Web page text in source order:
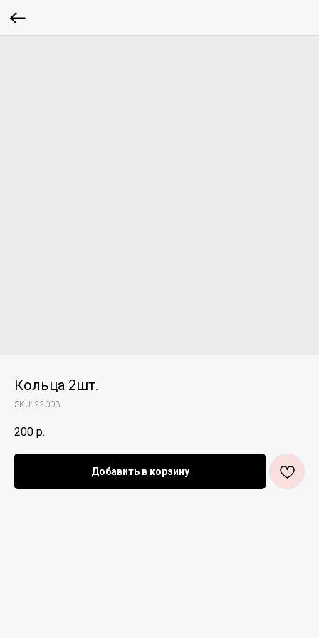
Кольца 2шт.
SKU: 22003
200 р.
Добавить в корзину